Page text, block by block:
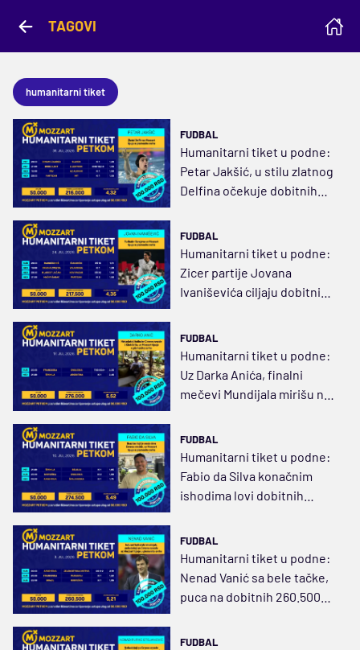
TAGOVI
humanitarni tiket
FUDBAL
Humanitarni tiket u podne:
Petar Jakšić, u stilu zlatnog
Delfina očekuje dobitnih
FUDBAL
Humanitarni tiket u podne:
Zicer partije Jovana
Ivaniševića ciljaju dobitnih
FUDBAL
Humanitarni tiket u podne:
Uz Darka Anića, finalni
mečevi Mundijala mirišu na
FUDBAL
Humanitarni tiket u podne:
Fabio da Silva konačnim
ishodima lovi dobitnih
FUDBAL
Humanitarni tiket u podne:
Nenad Vanić sa bele tačke,
puca na dobitnih 260.500
FUDBAL